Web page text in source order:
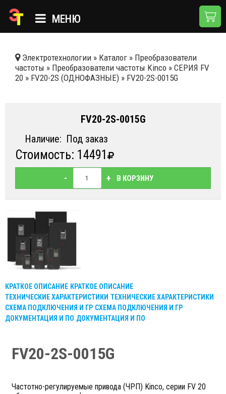
МЕНЮ
КАТАЛОГ
НОВОСТИ
ДОСТАВКА И ОПЛАТА
КОНТАКТЫ
Электротехнологии » Каталог » Преобразователи
частоты » Преобразователи частоты Kinco » СЕРИЯ FV
20 » FV20-2S (ОДНОФАЗНЫЕ) » FV20-2S-0015G
FV20-2S-0015G
Наличие: Под заказ
Стоимость: 14491
- + В КОРЗИНУ
КРАТКОЕ ОПИСАНИЕ КРАТКОЕ ОПИСАНИЕ
ТЕХНИЧЕСКИЕ ХАРАКТЕРИСТИКИ ТЕХНИЧЕСКИЕ ХАРАКТЕРИСТИКИ
СХЕМА ПОДКЛЮЧЕНИЯ И ГР СХЕМА ПОДКЛЮЧЕНИЯ И ГР
ДОКУМЕНТАЦИЯ И ПО ДОКУМЕНТАЦИЯ И ПО
FV20-2S-0015G
Частотно-регулируемые привода (ЧРП) Kinco, серии FV 20